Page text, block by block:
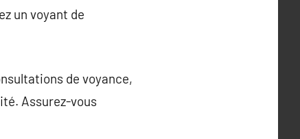
un voyant de
de voyance,
Assurez-vous